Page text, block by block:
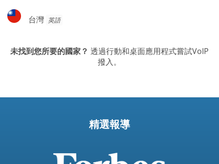
台
灣
台灣 英語
未找到您所要的國家？ 透過行動和桌面應用程式嘗試VoIP
撥入。
精選報導